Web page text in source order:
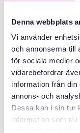
Denna webbplats
Vi använder
och annonserna till
för sociala medier
vidarebefordrar
information från
annons- och
Dessa kan i sin tur
information som du